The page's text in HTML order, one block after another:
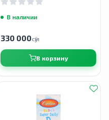
МЕ) и 22,5 мкг, 10,16 мл (0,34
В наличии
330 000сӯм
В корзину